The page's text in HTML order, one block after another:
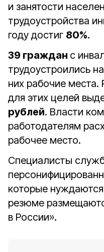
и занятости
трудоустройства
году достиг 80%.
39 граждан с
трудоустроились
них рабочие места.
для этих целей
рублей. Власти
работодателям
рабочее место.
Специалисты
которые
резюме
в России».